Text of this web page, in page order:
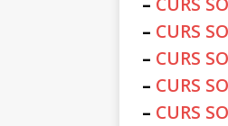
– CURS
– CURS
– CURS
– CURS